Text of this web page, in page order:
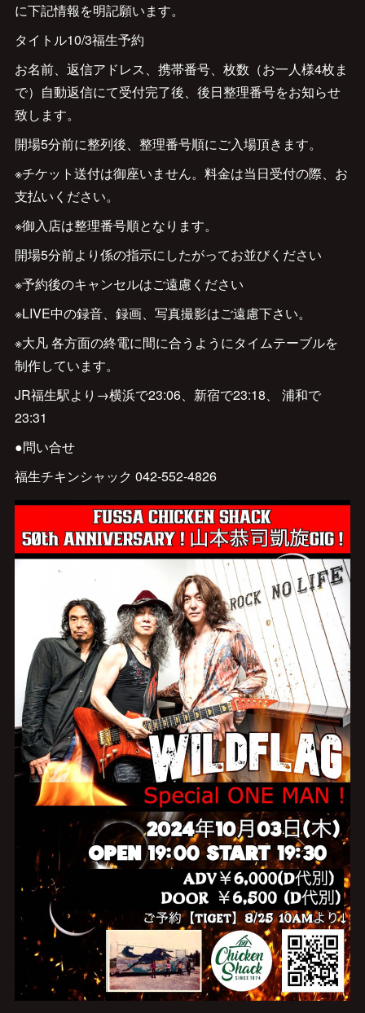
に下記情報を明記願います。
タイトル10/3福生予約
お名前、返信アドレス、携帯番号、枚数（お一人様4枚ま
で）自動返信にて受付完了後、後日整理番号をお知らせ
致します。
開場5分前に整列後、整理番号順にご入場頂きます。
※チケット送付は御座いません。料金は当日受付の際、お
支払いください。
※御入店は整理番号順となります。
開場5分前より係の指示にしたがってお並びください
※予約後のキャンセルはご遠慮ください
※LIVE中の録音、録画、写真撮影はご遠慮下さい。
※大凡 各方面の終電に間に合うようにタイムテーブルを
制作しています。
JR福生駅より→横浜で23:06、新宿で23:18、 浦和で
23:31
●問い合せ
福生チキンシャック 042-552-4826